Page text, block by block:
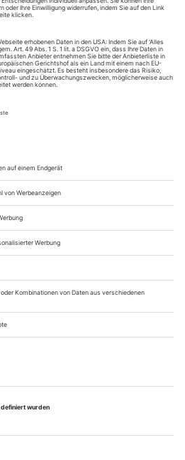
2018
8.-13., 15.-20., 22.-25., 27., 29.,